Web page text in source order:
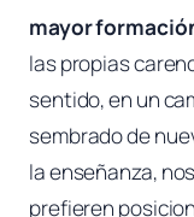
mayor
las propias
sentido, en un
sembrado de
la enseñanza,
prefieren